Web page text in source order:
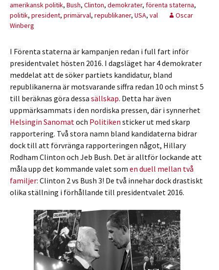
amerikansk politik, Bush, Clinton, demokrater, förenta staterna,
politik, president, primärval, republikaner, USA, val
Oscar
Winberg
I Förenta staterna är kampanjen redan i full fart inför
presidentvalet hösten 2016. I dagsläget har 4 demokrater
meddelat att de söker partiets kandidatur, bland
republikanerna är motsvarande siffra redan 10 och minst 5
till beräknas göra dessa sällskap. Detta har även
uppmärksammats i den nordiska pressen, där i synnerhet
Helsingin Sanomatoch Politiken sticker ut med skarp
rapportering. Två stora namn bland kandidaterna bidrar
dock till att förvränga rapporteringen något, Hillary
Rodham Clinton och Jeb Bush. Det är alltför lockande att
måla upp det kommande valet som en duell mellan två
familjer: Clinton 2 vs Bush 3! De två innehar dock drastiskt
olika ställning i förhållande till presidentvalet 2016.